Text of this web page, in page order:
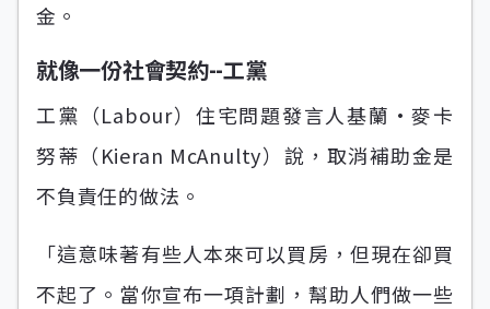
金。
就像一份社會契約--工黨
工黨（Labour）住宅問題發言人基蘭·麥卡
努蒂（Kieran McAnulty）說，取消補助金是
不負責任的做法。
「這意味著有些人本來可以買房，但現在卻買
不起了。當你宣布一項計劃，幫助人們做一些